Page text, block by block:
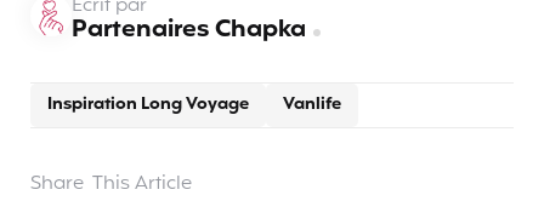
Inspiration Long Voyage Vanlife
Écrit par
Partenaires Chapka
Share This Article